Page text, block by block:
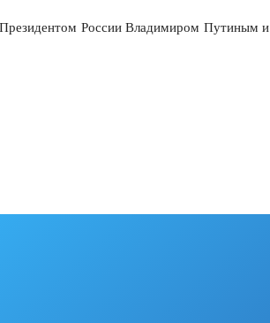
России Владимиром Путиным и